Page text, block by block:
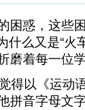
困惑，这些
么又是“火
磨着每一位
得以《运动
拼音字母文